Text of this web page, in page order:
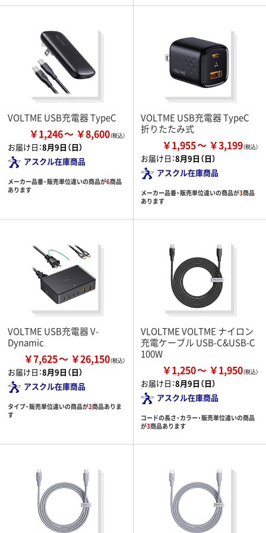
VOLTME USB充電器 TypeC
￥1,246 ￥8,600
お届け日：8月9日（日）
アスクル在庫商品
メーカー品番・販売単位違いの商品が6商品
あります
VOLTME USB充電器 TypeC
折りたたみ式
￥1,955 ￥3,199
お届け日：8月9日（日）
アスクル在庫商品
メーカー品番・販売単位違いの商品が3商品
あります
VOLTME USB充電器 V-
Dynamic
￥7,625 ￥26,150
お届け日：8月9日（日）
アスクル在庫商品
タイプ・販売単位違いの商品が2商品ありま
す
VLOLTME VOLTME ナイロン
充電ケーブル USB-C&USB-C
100W
￥1,250 ￥1,950
お届け日：8月9日（日）
アスクル在庫商品
コードの長さ・カラー・販売単位違いの商品
が3商品あります